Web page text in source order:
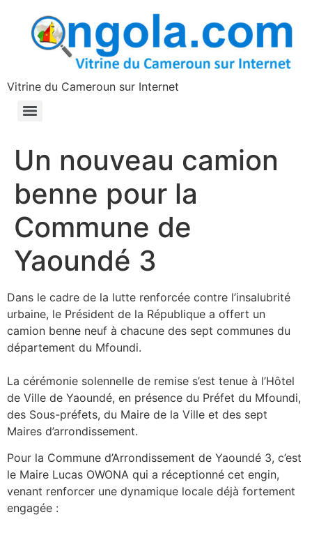
principal
Vitrine du Cameroun sur Internet
Un nouveau camion
benne pour la
Commune de
Yaoundé 3
Dans le cadre de la lutte renforcée contre l’insalubrité
urbaine, le Président de la République a offert un
camion benne neuf à chacune des sept communes du
département du Mfoundi.
La cérémonie solennelle de remise s’est tenue à l’Hôtel
de Ville de Yaoundé, en présence du Préfet du Mfoundi,
des Sous-préfets, du Maire de la Ville et des sept
Maires d’arrondissement.
Pour la Commune d’Arrondissement de Yaoundé 3, c’est
le Maire Lucas OWONA qui a réceptionné cet engin,
venant renforcer une dynamique locale déjà fortement
engagée :